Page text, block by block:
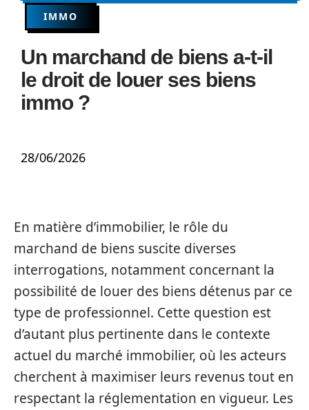
IMMO
Un marchand de biens a-t-il
le droit de louer ses biens
immo ?
28/06/2026
En matière d’immobilier, le rôle du
marchand de biens suscite diverses
interrogations, notamment concernant la
possibilité de louer des biens détenus par ce
type de professionnel. Cette question est
d’autant plus pertinente dans le contexte
actuel du marché immobilier, où les acteurs
cherchent à maximiser leurs revenus tout en
respectant la réglementation en vigueur. Les